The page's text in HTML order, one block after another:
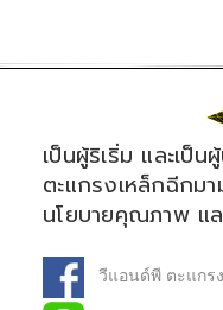
เป็นผู้ริเริ่ม และเป็
ตะแกรงเหล็กฉีกม
นโยบายคุณภาพ แ
วีแอนด์พี ตะแกร